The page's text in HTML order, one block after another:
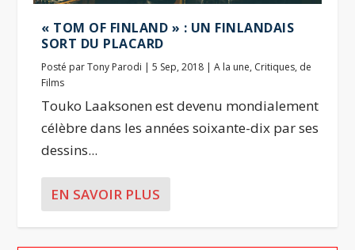
« TOM OF FINLAND » : UN FINLANDAIS
SORT DU PLACARD
Posté parTony Parodi |5 Sep, 2018 |A la une, Critiques, de
Films
Touko Laaksonen est devenu mondialement
célèbre dans les années soixante-dix par ses
dessins...
EN SAVOIR PLUS